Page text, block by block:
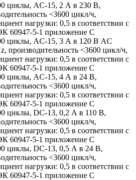
циклы, AC-15, 2 А в 230 В,
<3600 цикл/ч,
нагрузки: 0,5 в соответствии с
60947-5-1 приложение С
циклы, AC-15, 3 А в 120 В AC
производительность <3600 цикл/ч,
нагрузки: 0,5 в соответствии с
60947-5-1 приложение С
циклы, AC-15, 4 А в 24 В,
<3600 цикл/ч,
нагрузки: 0,5 в соответствии с
60947-5-1 приложение С
циклы, DC-13, 0,2 А в 110 В,
<3600 цикл/ч,
нагрузки: 0,5 в соответствии с
60947-5-1 приложение С
циклы, DC-13, 0,5 А в 24 В,
<3600 цикл/ч,
нагрузки: 0,5 в соответствии с
60947-5-1 приложение С